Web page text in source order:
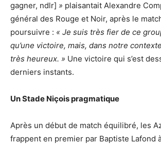
gagner, ndlr] » plaisantait Alexandre
général des Rouge et Noir, après le
poursuivre : « Je suis très fier de ce
qu’une victoire, mais, dans notre
très heureux. » Une victoire qui s’est
derniers instants.
Un Stade Niçois pragmatique
Après un début de match équilibré, les
frappent en premier par Baptiste Lafond